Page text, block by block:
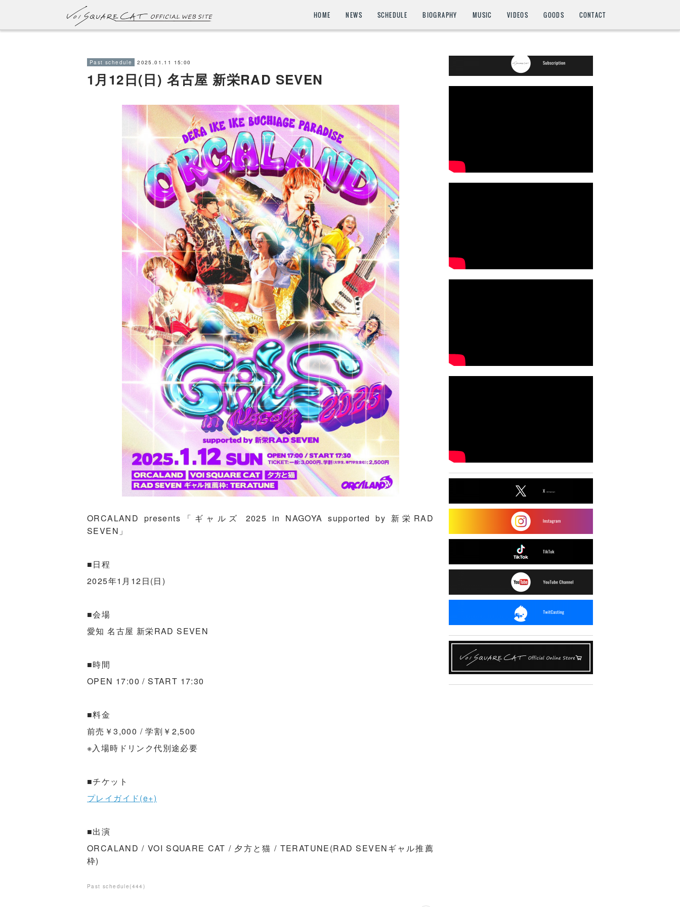
HOME NEWS SCHEDULE BIOGRAPHY MUSIC VIDEOS GOODS CONTACT
Past schedule 2025.01.11 15:00
1月12日(日) 名古屋 新栄RAD SEVEN
ORCALAND presents「ギャルズ 2025 in NAGOYA supported by 新栄RAD
SEVEN」
■日程
2025年1月12日(日)
■会場
愛知 名古屋 新栄RAD SEVEN
■時間
OPEN 17:00 / START 17:30
■料金
前売￥3,000 / 学割￥2,500
※入場時ドリンク代別途必要
■チケット
プレイガイド(e+)
■出演
ORCALAND / VOI SQUARE CAT / 夕方と猫 / TERATUNE(RAD SEVENギャル推薦
枠)
Past schedule (444 )